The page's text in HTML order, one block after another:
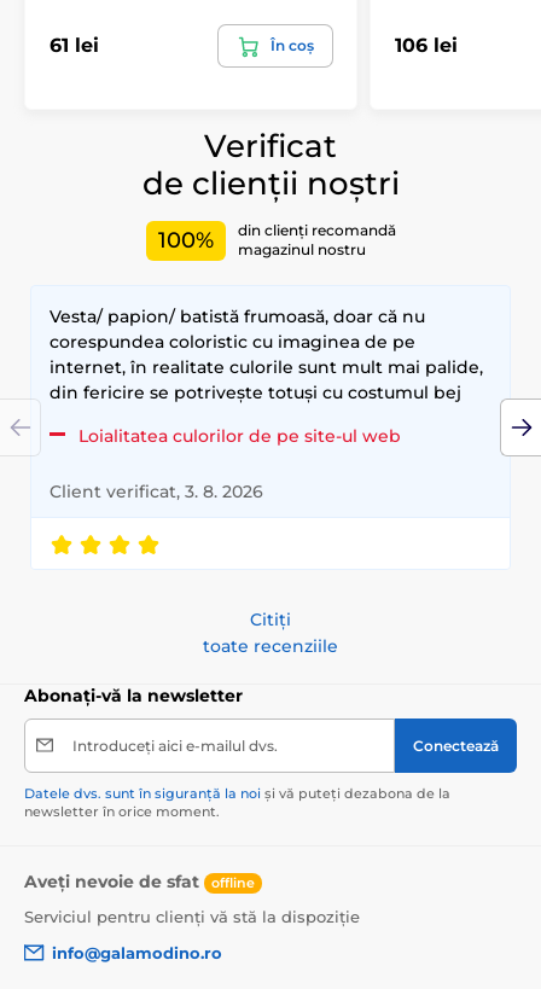
61 lei În coș 106 lei
Verificat
de clienții noștri
100%
din clienți recomandă
magazinul nostru
Vesta/ papion/ batistă frumoasă, doar că nu
corespundea coloristic cu imaginea de pe
internet, în realitate culorile sunt mult mai palide,
din fericire se potrivește totuși cu costumul bej
Loialitatea culorilor de pe site-ul web
Client verificat, 3. 8. 2026
Citiți
toate recenziile
Abonați-vă la newsletter
Introduceți aici e-mailul dvs. Conectează
Datele dvs. sunt în siguranță la noi și vă puteți dezabona de la
newsletter în orice moment.
Aveți nevoie de sfat offline
Serviciul pentru clienți vă stă la dispoziție
info@galamodino.ro